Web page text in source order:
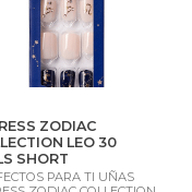
ZODIAC
LEO 30
SHORT
PARA TI UÑAS